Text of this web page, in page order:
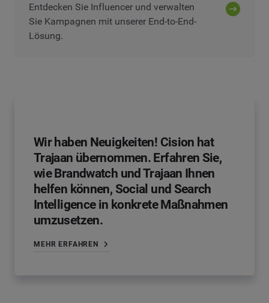
Entdecken Sie Influencer und verwalten
Sie Kampagnen mit unserer End-to-End-
Lösung.
Wir haben Neuigkeiten! Cision hat
Trajaan übernommen. Erfahren Sie,
wie Brandwatch und Trajaan Ihnen
helfen können, Social und Search
Intelligence in konkrete Maßnahmen
umzusetzen.
MEHR ERFAHREN